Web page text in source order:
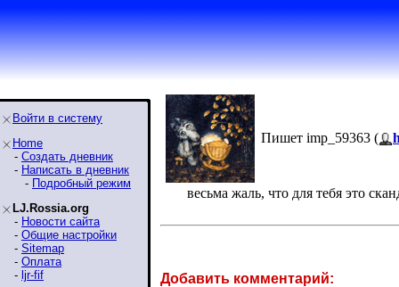
Войти в систему
Home
- Создать дневник
- Написать в дневник
- Подробный режим
LJ.Rossia.org
- Новости сайта
- Общие настройки
- Sitemap
- Оплата
- ljr-fif
Пишет imp_59363 (
весьма жаль, что для тебя это
Добавить комментарий: